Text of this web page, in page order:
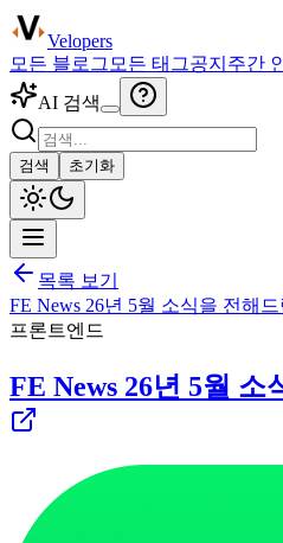
Velopers
모든 블로그 모든 태그공지 주간
AI 검색
검색 초기화
목록 보기
FE News 26년 5월 소식을 전해
프론트엔드
FE News 26년 5월 소